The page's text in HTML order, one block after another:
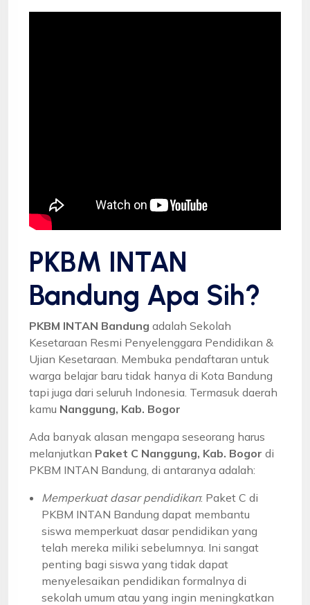
PKBM INTAN
Bandung Apa Sih?
PKBM INTAN Bandung adalah Sekolah
Kesetaraan Resmi Penyelenggara Pendidikan &
Ujian Kesetaraan. Membuka pendaftaran untuk
warga belajar baru tidak hanya di Kota Bandung
tapi juga dari seluruh Indonesia. Termasuk daerah
kamu Nanggung, Kab. Bogor
Ada banyak alasan mengapa seseorang harus
melanjutkan Paket C Nanggung, Kab. Bogor di
PKBM INTAN Bandung, di antaranya adalah:
Memperkuat dasar pendidikan: Paket C di
PKBM INTAN Bandung dapat membantu
siswa memperkuat dasar pendidikan yang
telah mereka miliki sebelumnya. Ini sangat
penting bagi siswa yang tidak dapat
menyelesaikan pendidikan formalnya di
sekolah umum atau yang ingin meningkatkan